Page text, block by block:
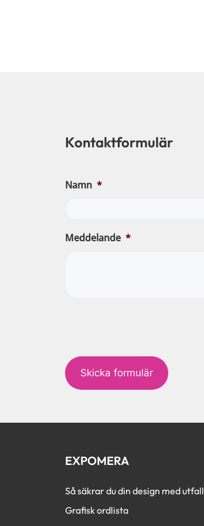
Kontaktformulär
Namn *
Meddelande *
a
p
a
EXPOMERA
Så säkrar du din design med utfall
Grafisk ordlista